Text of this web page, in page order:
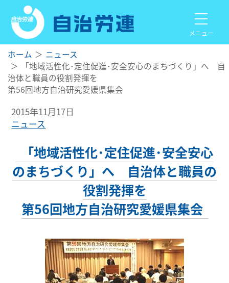
メニュー
ホーム
ニュース
「地域活性化･定住促進･安全安心のまちづくり」へ 自
治体と職員の役割発揮を
第56回地方自治研究愛媛県集会
2015年11月17日
ニュース
「地域活性化･定住促進･安全安心
のまちづくり」へ 自治体と職員の
役割発揮を
第56回地方自治研究愛媛県集会